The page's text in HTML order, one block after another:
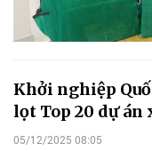
Khởi nghiệp
lọt Top 20 dự án
05/12/2025 08:05